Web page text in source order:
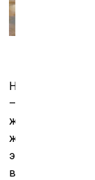
Но
– тёплой,
живописной
жизнью (для
эпитета) – в
в результате